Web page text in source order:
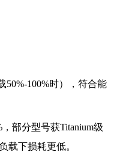
50%-100%时），符合能
部分型号获Titanium级
载下损耗更低。